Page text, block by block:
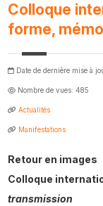
Colloque
forme,
Date de dernière mise à
Nombre de vues: 485
Actualités
Manifestations
Retour en images
Colloque
transmission